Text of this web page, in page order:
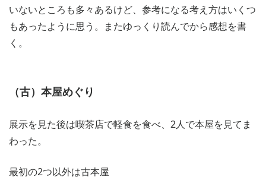
いないところも多々あるけど、参考になる考え方はいくつ
もあったように思う。またゆっくり読んでから感想を書
く。
（古）本屋めぐり
展示を見た後は喫茶店で軽食を食べ、2人で本屋を見てま
わった。
最初の2つ以外は古本屋